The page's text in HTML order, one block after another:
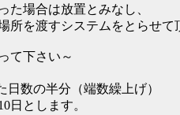
た場合は放置とみなし、
所を渡すシステムをとらせて
て下さい～
数の半分（端数繰上げ）
日とします。